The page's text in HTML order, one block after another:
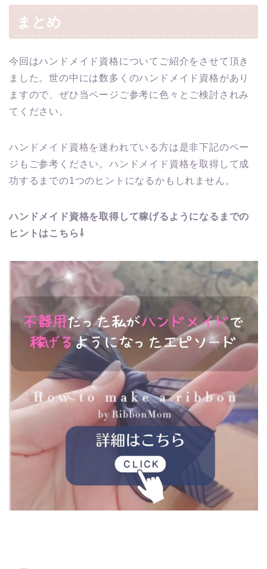
まとめ
今回はハンドメイド資格についてご紹介をさせて頂き
ました。世の中には数多くのハンドメイド資格があり
ますので、ぜひ当ページご参考に色々とご検討されみ
てください。
ハンドメイド資格を迷われている方は是非下記のペー
ジもご参考ください。ハンドメイド資格を取得して成
功するまでの1つのヒントになるかもしれません。
ハンドメイド資格を取得して稼げるようになるまでの
ヒントはこちら⇩